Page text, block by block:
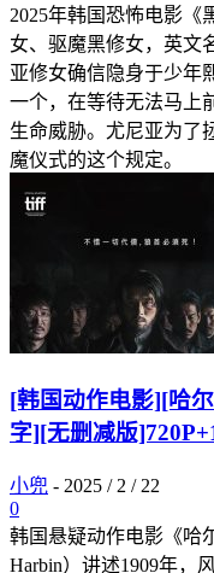
2025年韩国恐怖电影《
女、驱魔黑修女，英文
亚修女确信隐身于少年
一个，在等待无法马上
生命威胁。尤尼亚为了
魔仪式的这个规定。
[韩国动作电影][哈
字][无删减版
小兜 - 2025 / 2 / 22
0
韩国悬疑动作电影《哈
Harbin）讲述1909年，